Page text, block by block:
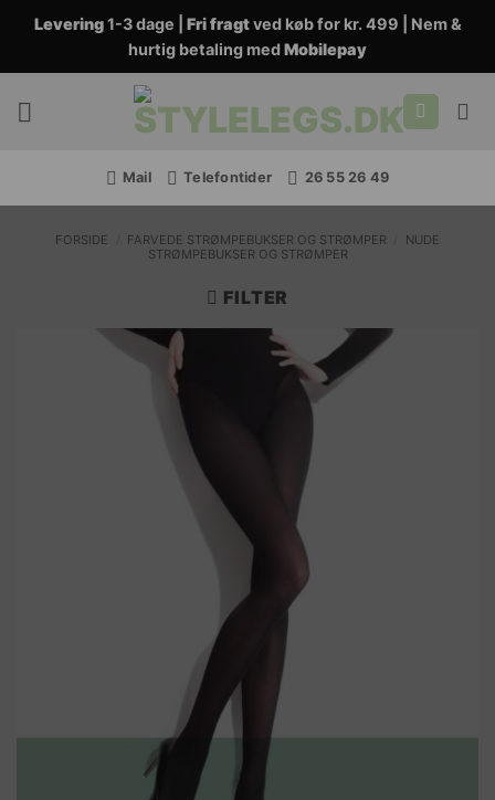
Fortsæt
indhold
Levering1-3 dage | Fri fragtved køb for kr. 499 | Nem &
hurtig betaling medMobilepay
Mail Telefontider 26 55 26 49
FORSIDE FARVEDE STRØMPEBUKSER OG STRØMPER
NUDE
STRØMPEBUKSER OG STRØMPER
FILTER